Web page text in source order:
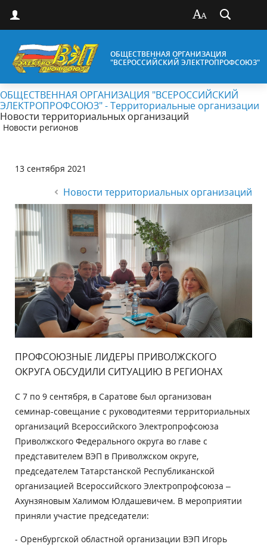
ОБЩЕСТВЕННАЯ ОРГАНИЗАЦИЯ
"ВСЕРОССИЙСКИЙ ЭЛЕКТРОПРОФСОЮЗ"
ОБЩЕСТВЕННАЯ ОРГАНИЗАЦИЯ "ВСЕРОССИЙСКИЙ
ЭЛЕКТРОПРОФСОЮЗ" - Территориальные организации
Новости территориальных организаций
Новости регионов
13 сентября 2021
Новости территориальных организаций
ПРОФСОЮЗНЫЕ ЛИДЕРЫ ПРИВОЛЖСКОГО
ОКРУГА ОБСУДИЛИ СИТУАЦИЮ В РЕГИОНАХ
С 7 по 9 сентября, в Саратове был организован
семинар-совещание с руководитеями территориальных
организаций Всероссийского Электропрофсоюза
Приволжского Федерального округа во главе с
представителем ВЭП в Приволжском округе,
председателем Татарстанской Республиканской
организацией Всероссийского Электропрофсоюза –
Ахунзяновым Халимом Юлдашевичем. В мероприятии
приняли участие председатели:
- Оренбургской областной организации ВЭП Игорь